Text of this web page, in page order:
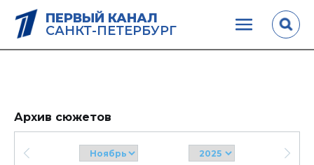
ПЕРВЫЙ КАНАЛ
САНКТ-ПЕТЕРБУРГ
Архив сюжетов